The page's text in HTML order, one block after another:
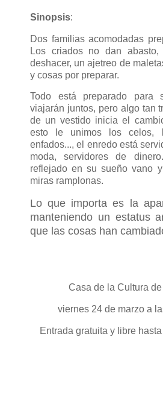
Sinopsis:
Dos familias acomodadas
Los criados no dan
deshacer, un ajetreo de
y cosas por preparar.
Todo está preparado para
viajarán juntos, pero algo tan
de un vestido inicia el
esto le unimos los celos,
enfados..., el enredo está
moda, servidores de
reflejado en su sueño vano
miras ramplonas.
Lo que importa es la
manteniendo un estatus
que las cosas han
Casa de la Cultura
viernes 24 de marzo a
Entrada gratuita y libre